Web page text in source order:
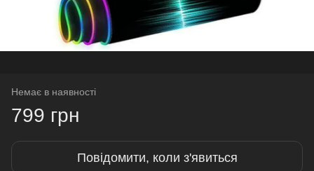
Немає в наявності
799 грн
Повідомити, коли з'явиться